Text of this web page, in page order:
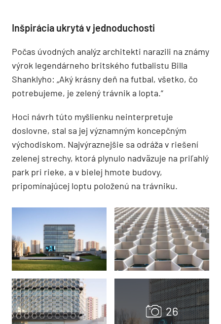
Inšpirácia ukrytá v jednoduchosti
Počas úvodných analýz architekti narazili na známy
výrok legendárneho britského futbalistu Billa
Shanklyho: „Aký krásny deň na futbal, všetko, čo
potrebujeme, je zelený trávnik a lopta.“
Hoci návrh túto myšlienku neinterpretuje
doslovne, stal sa jej významným koncepčným
východiskom. Najvýraznejšie sa odráža v riešení
zelenej strechy, ktorá plynulo nadväzuje na priľahlý
park pri rieke, a v bielej hmote budovy,
pripomínajúcej loptu položenú na trávniku.